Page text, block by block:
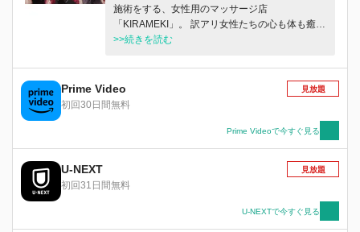
施術をする、女性用のマッサージ店
「KIRAMEKI」。 訳アリ女性たちの心も体も癒し
てくれるのは、優しい雰囲気が売りのセラピス
かなルックスで人気No.1のシアンと個性豊かなセ
ラピストたち。 素肌を優しくマッサージされな
がら、恋人以上に気持ちに寄り添ってくれるテク
深夜、ドキドキ＆リラックスしながら楽しむデト
ックスヒーリングドラマ。
>>続きを読む
Prime Video
初回30日間無料
見放題
Prime Videoで今すぐ見る
U-NEXT
初回31日間無料
見放題
U-NEXTで今すぐ見る